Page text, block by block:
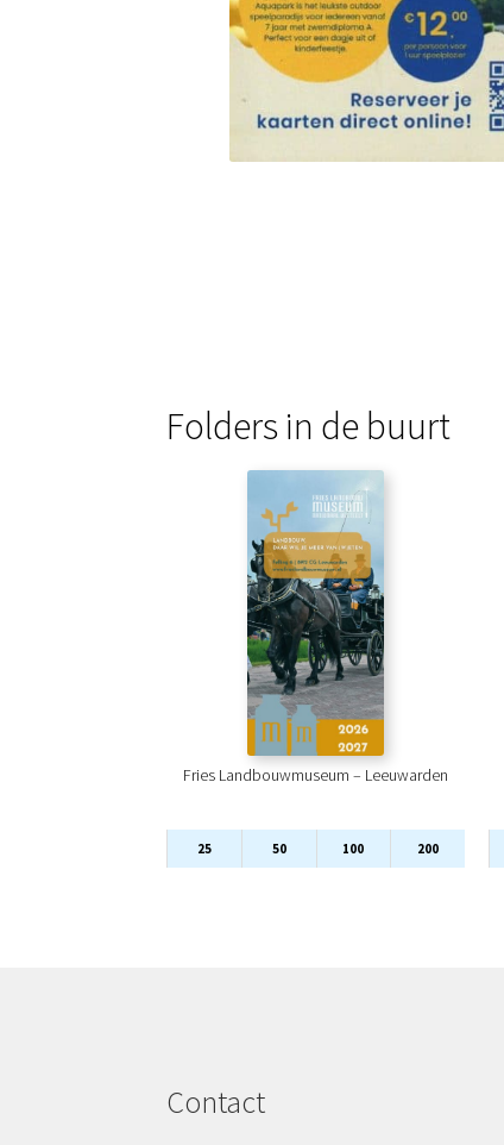
Folders in de buurt
Fries Landbouwmuseum – Leeuwarden
25 50 100 200
Contact